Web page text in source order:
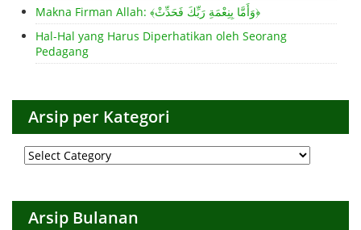
Makna Firman Allah: ﴾وَأَمَّا بِنِعْمَةِ رَبِّكَ فَحَدِّثْ﴿
Hal-Hal yang Harus Diperhatikan oleh Seorang
Pedagang
Arsip per Kategori
Arsip
per
Arsip Bulanan